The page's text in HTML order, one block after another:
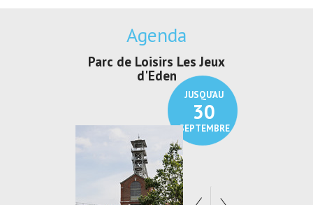
Agenda
SEPTEMBRE
Loisirs Les Jeux
JUSQU'AU
SEPTEMBRE
Exposition "Lucien Jonas -
Au pays du charbon ...